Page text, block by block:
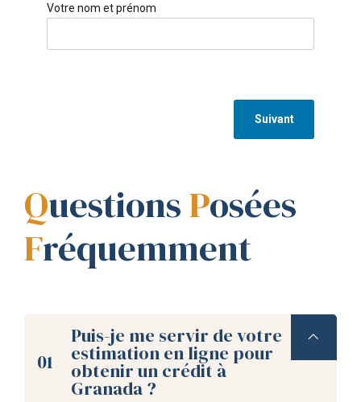
Votre nom et prénom
Suivant
QuestionsPosées
Fréquemment
01
Puis-je me servir de votre
estimation en ligne pour
obtenir un crédit à
Granada ?